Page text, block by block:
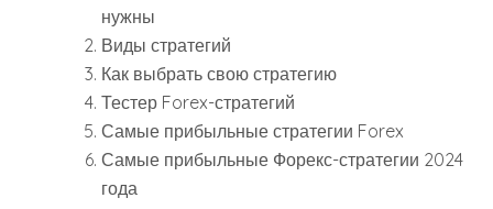
нужны
Виды стратегий
Как выбрать свою стратегию
Тестер Forex-стратегий
Самые прибыльные стратегии Forex
Самые прибыльные Форекс-стратегии 2024
года